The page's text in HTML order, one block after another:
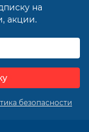
на
акции.
безопасности